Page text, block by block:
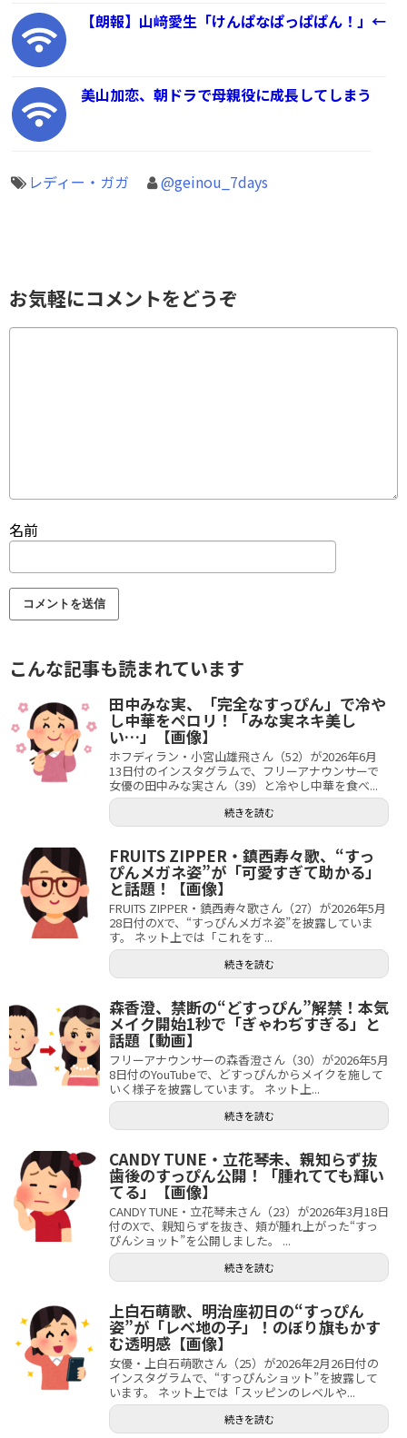
【朗報】山﨑愛生「けんぱなぱっぱぱん！」←
美山加恋、朝ドラで母親役に成長してしまう
レディー・ガガ @geinou_7days
お気軽にコメントをどうぞ
名前
こんな記事も読まれています
田中みな実、「完全なすっぴん」で冷や
し中華をペロリ！「みな実ネキ美し
い…」【画像】
ホフディラン・小宮山雄飛さん（52）が2026年6月
13日付のインスタグラムで、フリーアナウンサーで
女優の田中みな実さん（39）と冷やし中華を食べ...
続きを読む
FRUITS ZIPPER・鎮西寿々歌、“すっ
ぴんメガネ姿”が「可愛すぎて助かる」
と話題！【画像】
FRUITS ZIPPER・鎮西寿々歌さん（27）が2026年5月
28日付のXで、“すっぴんメガネ姿”を披露していま
す。 ネット上では「これをす...
続きを読む
森香澄、禁断の“どすっぴん”解禁！本気
メイク開始1秒で「ぎゃわぢすぎる」と
話題【動画】
フリーアナウンサーの森香澄さん（30）が2026年5月
8日付のYouTubeで、どすっぴんからメイクを施して
いく様子を披露しています。 ネット上...
続きを読む
CANDY TUNE・立花琴未、親知らず抜
歯後のすっぴん公開！「腫れてても輝い
てる」【画像】
CANDY TUNE・立花琴未さん（23）が2026年3月18日
付のXで、親知らずを抜き、頬が腫れ上がった“すっ
ぴんショット”を公開しました。 ...
続きを読む
上白石萌歌、明治座初日の“すっぴん
姿”が「レベ地の子」！のぼり旗もかす
む透明感【画像】
女優・上白石萌歌さん（25）が2026年2月26日付の
インスタグラムで、“すっぴんショット”を披露して
います。 ネット上では「スッピンのレベルや...
続きを読む